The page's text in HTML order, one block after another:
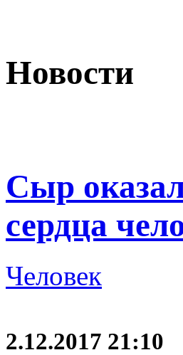
Новости
Сыр
сердца
Человек
2.12.2017 21:10